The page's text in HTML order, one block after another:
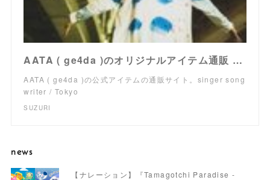
AATA ( ge4da )のオリジナルアイテム通販 ∞ SUZURI（スズリ）
AATA ( ge4da )の公式アイテムの通販サイト。singer song
writer / Tokyo
SUZURI
news
【ナレーション】『Tamagotchi Paradise -